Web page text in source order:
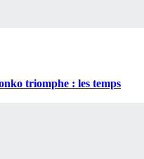
triomphe : les temps